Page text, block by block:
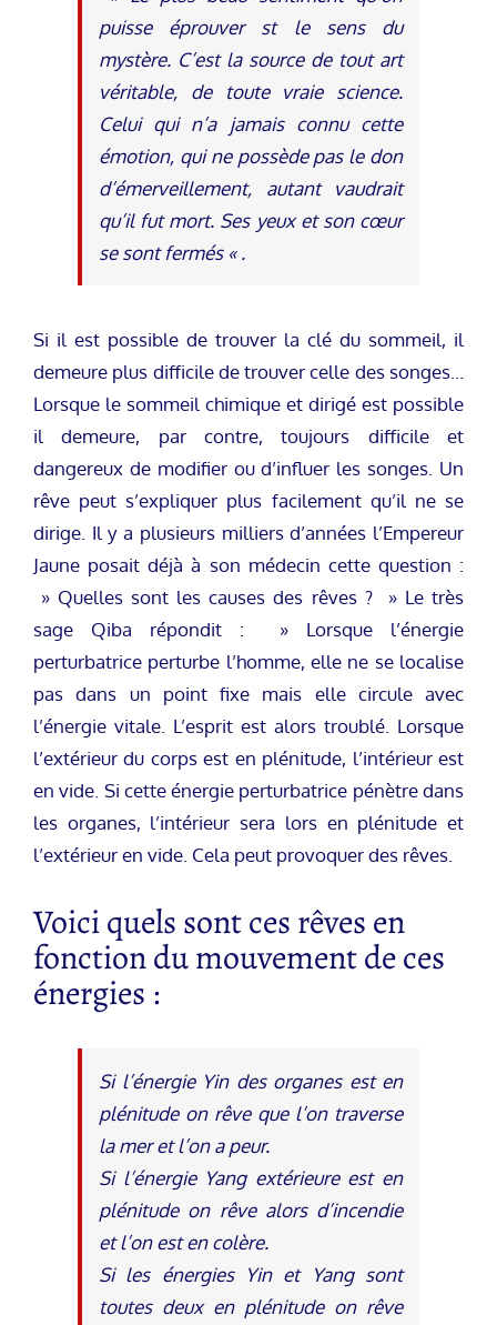
puisse éprouver st le sens du
mystère. C’est la source de tout art
véritable, de toute vraie science.
Celui qui n’a jamais connu cette
émotion, qui ne possède pas le don
d’émerveillement, autant vaudrait
qu’il fut mort. Ses yeux et son cœur
se sont fermés « .
Si il est possible de trouver la clé du sommeil, il
demeure plus difficile de trouver celle des songes…
Lorsque le sommeil chimique et dirigé est possible
il demeure, par contre, toujours difficile et
dangereux de modifier ou d’influer les songes. Un
rêve peut s’expliquer plus facilement qu’il ne se
dirige. Il y a plusieurs milliers d’années l’Empereur
Jaune posait déjà à son médecin cette question :
» Quelles sont les causes des rêves ? » Le très
sage Qiba répondit : » Lorsque l’énergie
perturbatrice perturbe l’homme, elle ne se localise
pas dans un point fixe mais elle circule avec
l’énergie vitale. L’esprit est alors troublé. Lorsque
l’extérieur du corps est en plénitude, l’intérieur est
en vide. Si cette énergie perturbatrice pénètre dans
les organes, l’intérieur sera lors en plénitude et
l’extérieur en vide. Cela peut provoquer des rêves.
Voici quels sont ces rêves en
fonction du mouvement de ces
énergies :
Si l’énergie Yin des organes est en
plénitude on rêve que l’on traverse
la mer et l’on a peur.
Si l’énergie Yang extérieure est en
plénitude on rêve alors d’incendie
et l’on est en colère.
Si les énergies Yin et Yang sont
toutes deux en plénitude on rêve